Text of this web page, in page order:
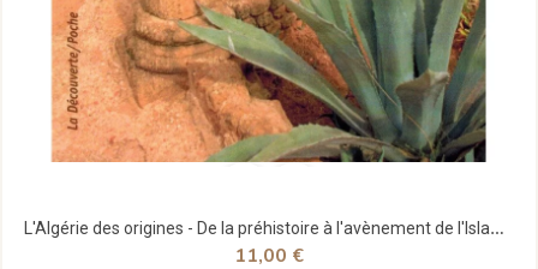
L'Algérie des origines - De la préhistoire à l'avènement de l'Islam - Gilbert Meynier
11,00 €